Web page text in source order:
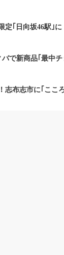
定｢日向坂46駅｣
バで新商品｢最中
志布志市に｢ここ